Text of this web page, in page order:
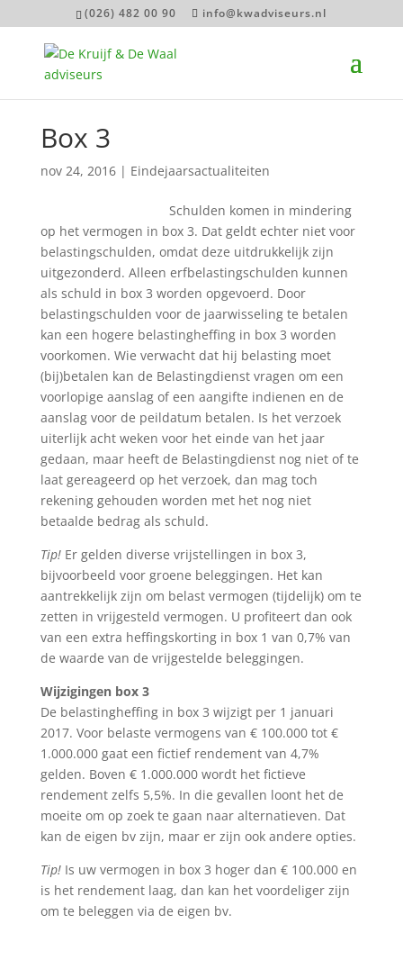
(026) 482 00 90 info@kwadviseurs.nl
Box 3
nov 24, 2016| Eindejaarsactualiteiten
Schulden komen in mindering
op het vermogen in box 3. Dat geldt echter niet voor
belastingschulden, omdat deze uitdrukkelijk zijn
uitgezonderd. Alleen erfbelastingschulden kunnen
als schuld in box 3 worden opgevoerd. Door
belastingschulden voor de jaarwisseling te betalen
kan een hogere belastingheffing in box 3 worden
voorkomen. Wie verwacht dat hij belasting moet
(bij)betalen kan de Belastingdienst vragen om een
voorlopige aanslag of een aangifte indienen en de
aanslag voor de peildatum betalen. Is het verzoek
uiterlijk acht weken voor het einde van het jaar
gedaan, maar heeft de Belastingdienst nog niet of te
laat gereageerd op het verzoek, dan mag toch
rekening gehouden worden met het nog niet
betaalde bedrag als schuld.
Tip!Er gelden diverse vrijstellingen in box 3,
bijvoorbeeld voor groene beleggingen. Het kan
aantrekkelijk zijn om belast vermogen (tijdelijk) om te
zetten in vrijgesteld vermogen. U profiteert dan ook
van een extra heffingskorting in box 1 van 0,7% van
de waarde van de vrijgestelde beleggingen.
Wijzigingen box 3
De belastingheffing in box 3 wijzigt per 1 januari
2017. Voor belaste vermogens van € 100.000 tot €
1.000.000 gaat een fictief rendement van 4,7%
gelden. Boven € 1.000.000 wordt het fictieve
rendement zelfs 5,5%. In die gevallen loont het de
moeite om op zoek te gaan naar alternatieven. Dat
kan de eigen bv zijn, maar er zijn ook andere opties.
Tip! Is uw vermogen in box 3 hoger dan € 100.000 en
is het rendement laag, dan kan het voordeliger zijn
om te beleggen via de eigen bv.